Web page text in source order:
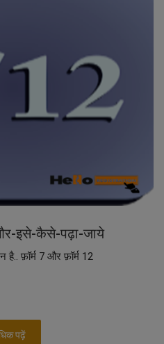
इसे-कैसे-पढ़ा-जाये
है.. फ़ॉर्म 7 और फ़ॉर्म 12
पढ़ें